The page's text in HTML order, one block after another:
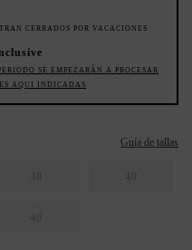
CERRADOS POR VACACIONES
SE EMPEZARÁN A PROCESAR
AQUI INDICADAS
Guía de tallas